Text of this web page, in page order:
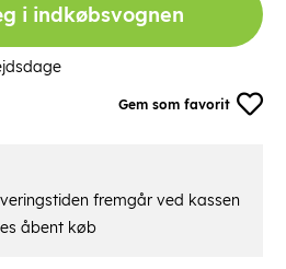
Gem som favorit
i indkøbsvognen
fremgår ved kassen
åbent køb